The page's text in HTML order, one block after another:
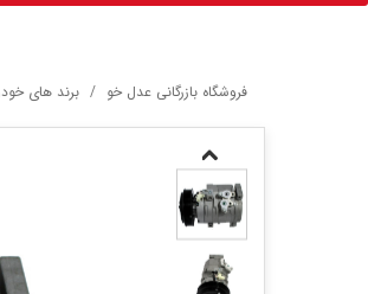
فروشگاه بازرگانی عدل خو برند های